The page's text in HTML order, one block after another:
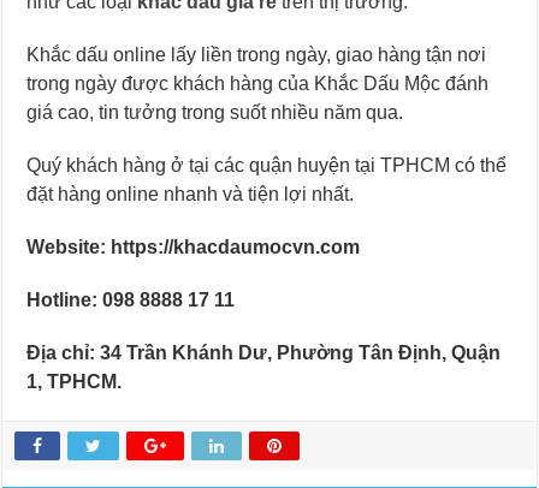
Khắc dấu online lấy liền trong ngày, giao hàng tận nơi
trong ngày được khách hàng của Khắc Dấu Mộc đánh
giá cao, tin tưởng trong suốt nhiều năm qua.
Quý khách hàng ở tại các quận huyện tại TPHCM có thể
đặt hàng online nhanh và tiện lợi nhất.
Website: https://khacdaumocvn.com
Hotline: 098 8888 17 11
Địa chỉ: 34 Trần Khánh Dư, Phường Tân Định, Quận
1, TPHCM.